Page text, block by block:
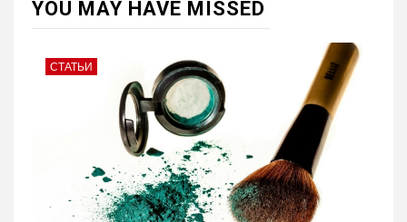
YOU MAY HAVE MISSED
СТАТЬИ